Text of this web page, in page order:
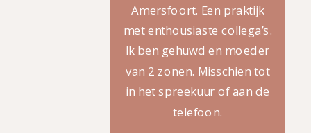
Amersfoort. Een praktijk
met enthousiaste collega’s.
Ik ben gehuwd en moeder
van 2 zonen. Misschien tot
in het spreekuur of aan de
telefoon.